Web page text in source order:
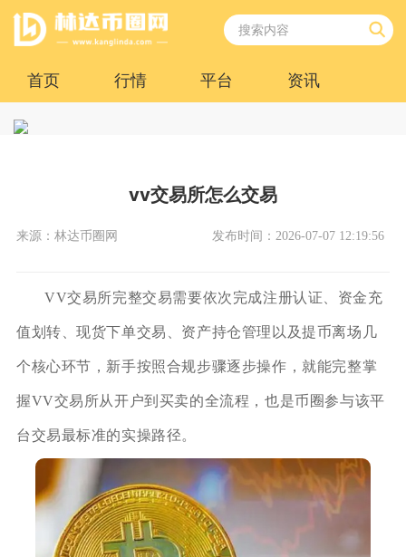
首页 行情 平台 资讯
vv交易所怎么交易
来源：林达币圈网 发布时间：2026-07-07 12:19:56
VV交易所完整交易需要依次完成注册认证、资金充
值划转、现货下单交易、资产持仓管理以及提币离场几
个核心环节，新手按照合规步骤逐步操作，就能完整掌
握VV交易所从开户到买卖的全流程，也是币圈参与该平
台交易最标准的实操路径。